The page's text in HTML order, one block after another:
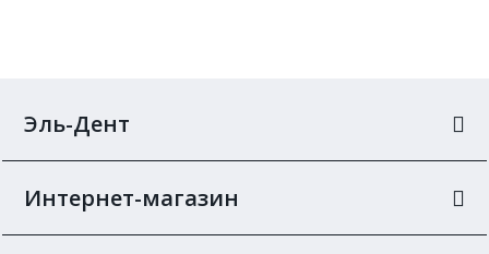
Эль-Дент
Интернет-магазин